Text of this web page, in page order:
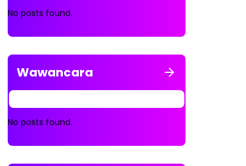
No posts found.
Wawancara
No posts found.